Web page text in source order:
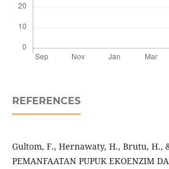
REFERENCES
Gultom, F., Hernawaty, H., Brutu, H.,
PEMANFAATAN PUPUK EKOENZIM